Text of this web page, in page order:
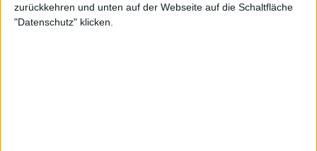
zurückkehren und unten auf der Webseite auf die Schaltfläche
"Datenschutz" klicken.